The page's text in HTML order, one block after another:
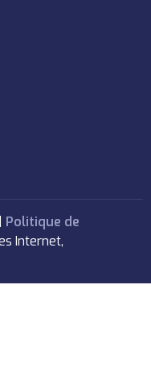
| Politique de
Internet,